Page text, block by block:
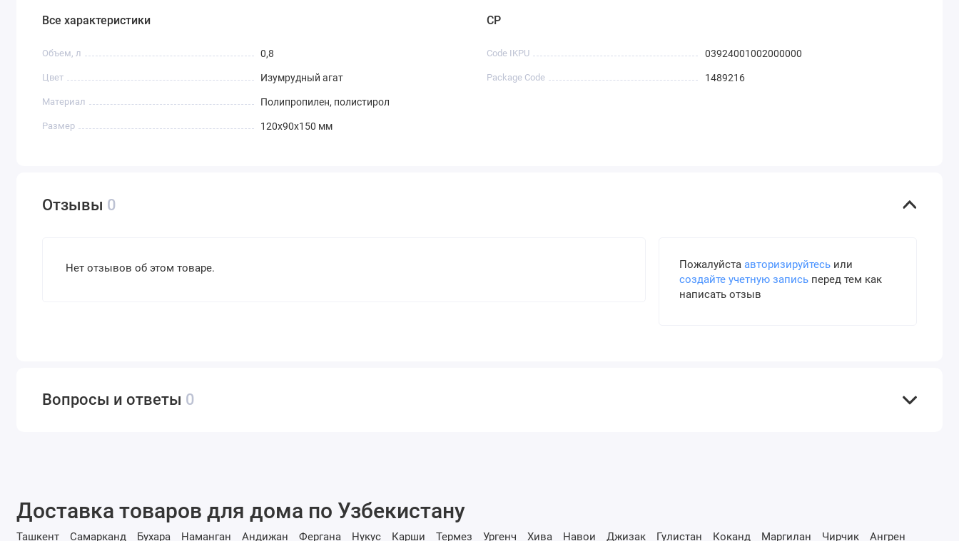
Все характеристики
Объем, л 0,8
Цвет Изумрудный агат
Материал Полипропилен, полистирол
Размер 120x90x150 мм
CP
Code IKPU 03924001002000000
Package Code 1489216
Отзывы 0
Нет отзывов об этом товаре. Пожалуйста авторизируйтесьили
создайте учетную записьперед тем как
написать отзыв
Вопросы и ответы 0
Доставка товаров для дома по Узбекистану
Ташкент Самарканд Бухара Наманган Андижан Фергана Нукус Карши Термез Ургенч Хива Навои Джизак Гулистан Коканд Маргилан Чирчик Ангрен